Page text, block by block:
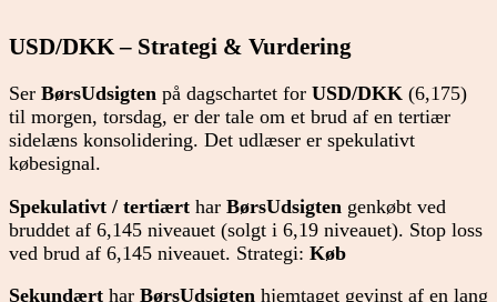
USD/DKK – Strategi & Vurdering
Ser BørsUdsigten på dagschartet for USD/DKK (6,175)
til morgen, torsdag, er der tale om et brud af en tertiær
sidelæns konsolidering. Det udlæser er spekulativt
købesignal.
Spekulativt / tertiært har BørsUdsigten genkøbt ved
bruddet af 6,145 niveauet (solgt i 6,19 niveauet). Stop loss
ved brud af 6,145 niveauet. Strategi: Køb
Sekundært har BørsUdsigten hjemtaget gevinst af en lang